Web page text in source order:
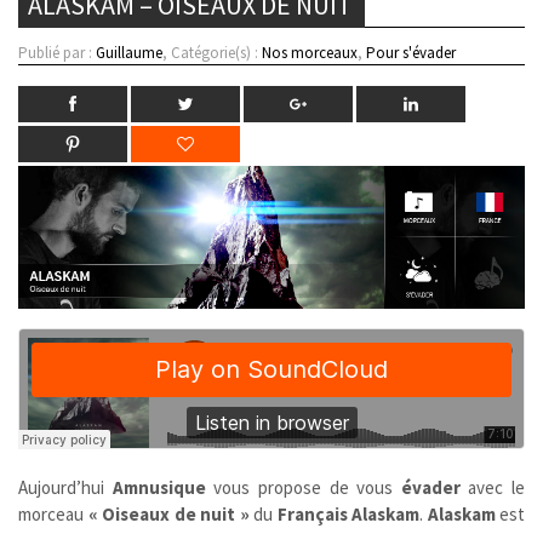
Publié par : Guillaume, Catégorie(s) : Nos morceaux, Pour s'évader
Aujourd’hui Amnusiquevous propose de vous évaderavec le
morceau « Oiseaux de nuit » du FrançaisAlaskam. Alaskamest